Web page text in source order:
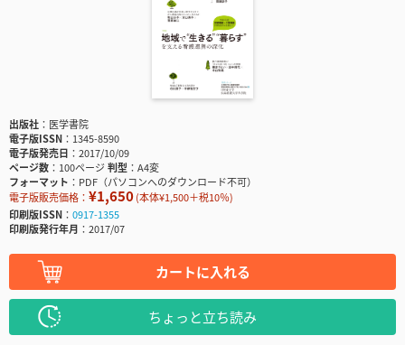
出版社
医学書院
電子版ISSN
1345-8590
電子版発売日
2017/10/09
ページ数
100ページ判型
A4変
フォーマット
PDF（パソコンへのダウンロード不可）
電子版販売価格： ¥1,650(本体¥1,500＋税10％)
印刷版ISSN
0917-1355
印刷版発行年月
2017/07
カートに入れる
ちょっと立ち読み